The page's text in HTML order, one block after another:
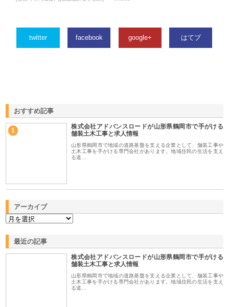
twitter facebook google+ はてブ
おすすめ記事
1
株式会社アドバンスロードが山形県鶴岡市で手がける
舗装土木工事と求人情報
山形県鶴岡市で地域の道路基盤を支える企業として、舗装工事や
土木工事を手がける専門会社があります。地域住民の生活を支え
る道…
アーカイブ
最近の記事
株式会社アドバンスロードが山形県鶴岡市で手がける
舗装土木工事と求人情報
山形県鶴岡市で地域の道路基盤を支える企業として、舗装工事や
土木工事を手がける専門会社があります。地域住民の生活を支え
る道…